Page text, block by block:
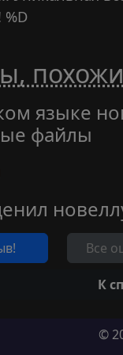
языке
файлы
Все
К
©